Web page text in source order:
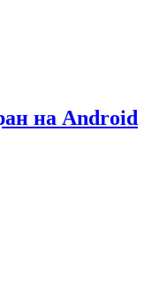
на Android